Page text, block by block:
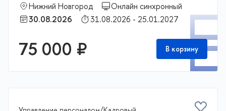
Нижний Новгород
Онлайн синхронный
30.08.2026
31.08.2026 - 25.01.2027
75 000 ₽ В корзину